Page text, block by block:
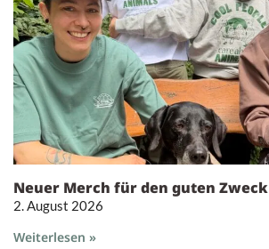
Neuer Merch für den guten Zweck
2. August 2026
Weiterlesen »